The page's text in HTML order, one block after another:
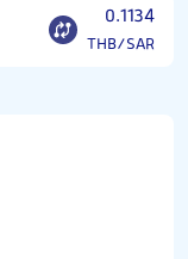
0.1134
THB/SAR